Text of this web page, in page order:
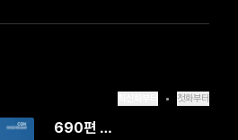
첫화부터
690편 공